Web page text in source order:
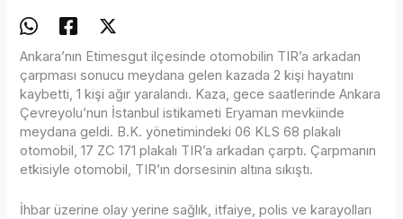
Ankara’nın Etimesgut ilçesinde otomobilin TIR’a arkadan
çarpması sonucu meydana gelen kazada 2 kişi hayatını
kaybetti, 1 kişi ağır yaralandı. Kaza, gece saatlerinde Ankara
Çevreyolu’nun İstanbul istikameti Eryaman mevkiinde
meydana geldi. B.K. yönetimindeki 06 KLS 68 plakalı
otomobil, 17 ZC 171 plakalı TIR’a arkadan çarptı. Çarpmanın
etkisiyle otomobil, TIR’ın dorsesinin altına sıkıştı.
İhbar üzerine olay yerine sağlık, itfaiye, polis ve karayolları